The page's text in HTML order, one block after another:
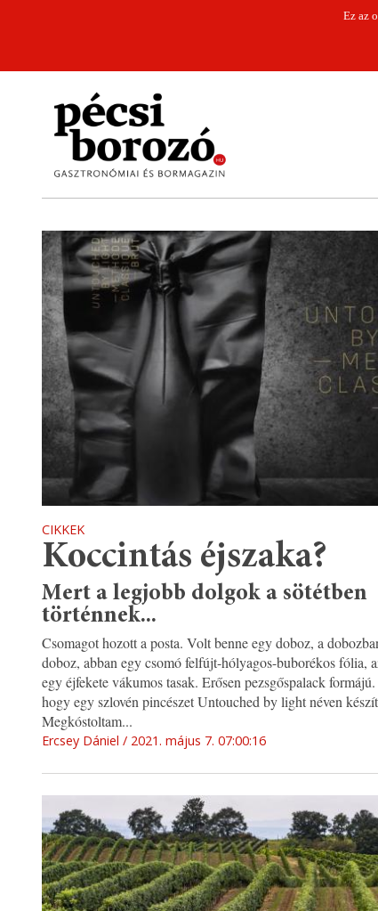
Ez az
CIKKEK
Koccintás éjszaka?
Mert a legjobb dolgok a sötétben
történnek...
Csomagot hozott a posta. Volt benne egy doboz, a
doboz, abban egy csomó felfújt-hólyagos-buborékos fólia,
egy éjfekete vákumos tasak. Erősen pezsgőspalack
hogy egy szlovén pincészet Untouched by light néven
Megkóstoltam...
Ercsey Dániel 2021. május 7. 07:00:16